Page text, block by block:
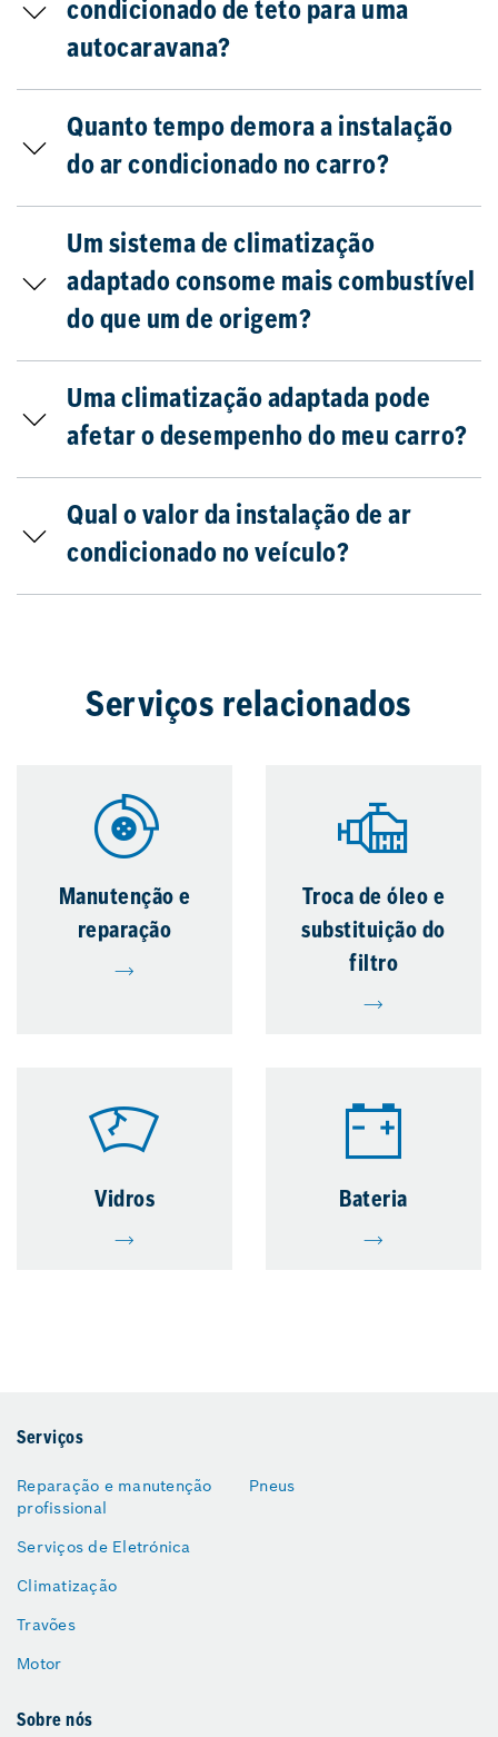
condicionado de teto para uma
autocaravana?
Quanto tempo demora a instalação
do ar condicionado no carro?
Um sistema de climatização
adaptado consome mais combustível
do que um de origem?
Uma climatização adaptada pode
afetar o desempenho do meu carro?
Qual o valor da instalação de ar
condicionado no veículo?
Serviços relacionados
Manutenção e
reparação
Troca de óleo e
substituição do
filtro
Vidros Bateria
Serviços
Reparação e manutenção
profissional
Serviços de Eletrónica
Climatização
Travões
Motor
Pneus
Sobre nós